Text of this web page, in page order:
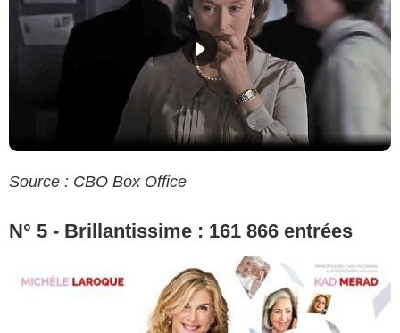
Source : CBO Box Office
N° 5 - Brillantissime : 161 866 entrées